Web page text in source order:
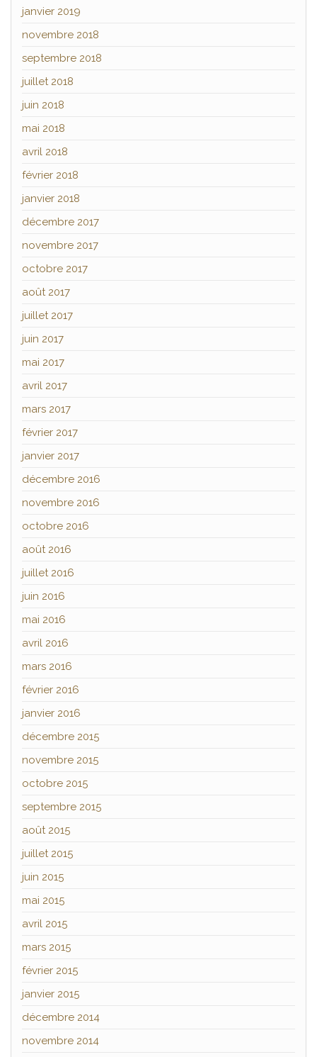
janvier 2019
novembre 2018
septembre 2018
juillet 2018
juin 2018
mai 2018
avril 2018
février 2018
janvier 2018
décembre 2017
novembre 2017
octobre 2017
août 2017
juillet 2017
juin 2017
mai 2017
avril 2017
mars 2017
février 2017
janvier 2017
décembre 2016
novembre 2016
octobre 2016
août 2016
juillet 2016
juin 2016
mai 2016
avril 2016
mars 2016
février 2016
janvier 2016
décembre 2015
novembre 2015
octobre 2015
septembre 2015
août 2015
juillet 2015
juin 2015
mai 2015
avril 2015
mars 2015
février 2015
janvier 2015
décembre 2014
novembre 2014